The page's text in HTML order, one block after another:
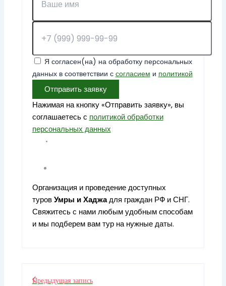
Я согласен(на) на обработку персональных
данных в соответствии с согласием и политикой
Отправить заявку
Нажимая на кнопку «Отправить заявку», вы
соглашаетесь с политикой обработки
персональных данных
Организация и проведение доступных
туров Умры и Хаджадля граждан РФ и СНГ.
Свяжитесь с нами любым удобным способам
и мы подберем вам тур на нужные даты.
Предыдущая запись